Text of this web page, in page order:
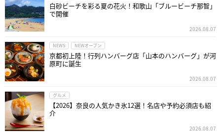
白砂ビーチを彩る夏の花火！和歌山「ブルービーチ那智」
で開催
2026.08.07
NEWS NEWオープン
京都初上陸！行列ハンバーグ店「山本のハンバーグ」が河
原町に誕生
2026.08.07
グルメ
【2026】奈良の人気かき氷12選！名店や予約必須店も紹
介
2026.08.07